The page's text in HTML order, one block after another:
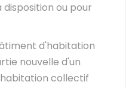
ou pour
d'habitation
nouvelle d'un
collectif